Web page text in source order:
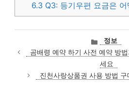
6.3 Q3: 등기우편 요금은
카
테
고
리
정보
곰배령 예약 하기 사전 예약 방
세요
진천사랑상품권 사용 방법 구